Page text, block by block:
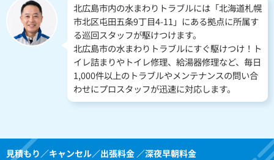
北広島市内の水まわりトラブルには「北海道札幌
市北区屯田五条9丁目4-11」にある拠点に所属す
る巡回スタッフが駆けつけます。
北広島市の水まわりトラブルにすぐ駆けつけ！ト
イレ詰まりやトイレ修理、給湯器修理など、毎日
1,000件以上のトラブルやメンテナンスの問い合
わせにプロスタッフが迅速に対応します。
見積もり／キャンセル／出張料金 ／深夜早朝料金